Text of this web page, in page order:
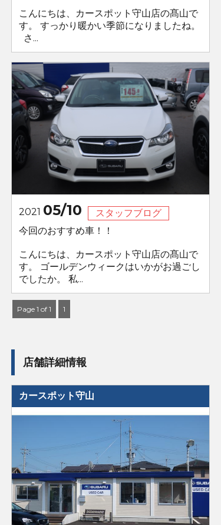
こんにちは、カースポット守山店の髙山で
す。 すっかり暖かい季節になりましたね。
さ...
2021 05/10
スタッフブログ
今回のおすすめ車！！
こんにちは、カースポット守山店の髙山で
す。 ゴールデンウィークはいかがお過ごし
でしたか。 私...
Page 1 of 1 1
店舗詳細情報
カースポット守山